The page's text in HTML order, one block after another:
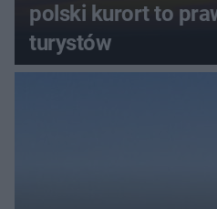
polski kurort to
turystów